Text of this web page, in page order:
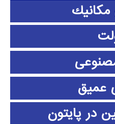
عمیق
در پایتون